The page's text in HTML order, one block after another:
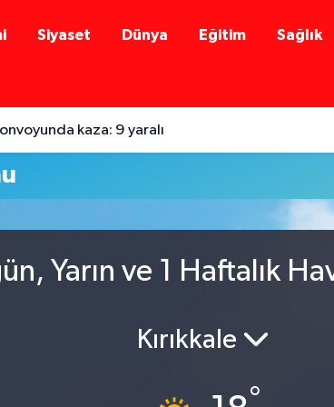
Siyaset Dünya Eğitim Sağlık
kaza: 9 yaralı
Yarın ve 1 Haftalık
Kırıkkale
°